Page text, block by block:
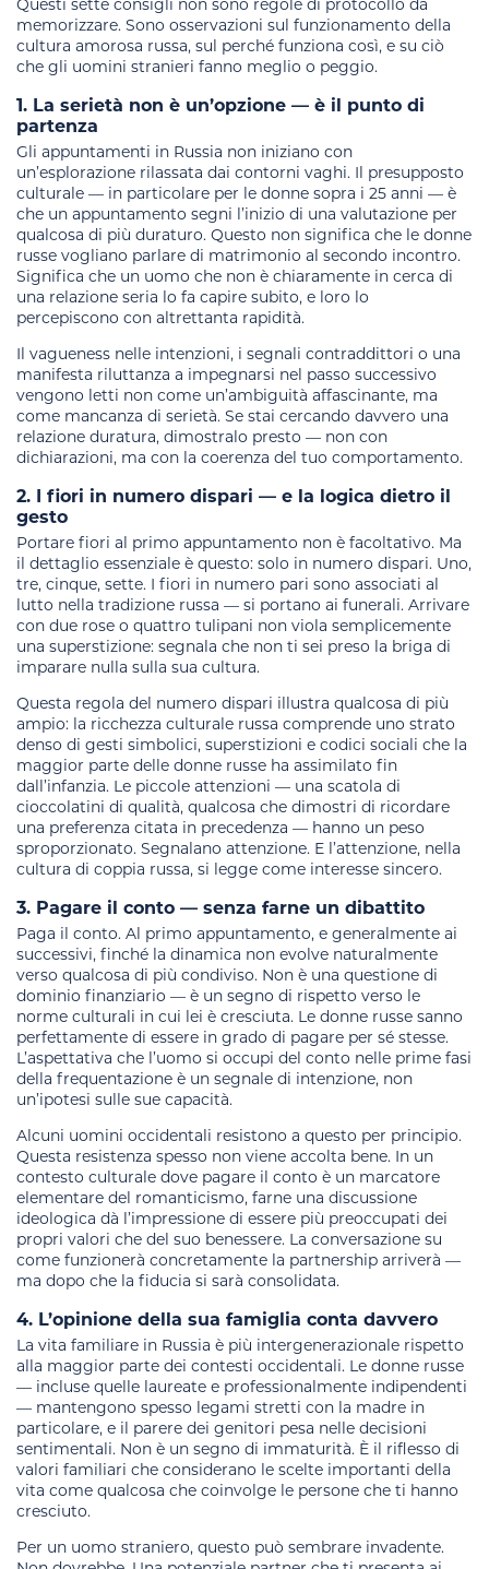
memorizzare. Sono osservazioni sul funzionamento della
cultura amorosa russa, sul perché funziona così, e su ciò
che gli uomini stranieri fanno meglio o peggio.
1. La serietà non è un’opzione — è il punto di
partenza
Gli appuntamenti in Russia non iniziano con
un’esplorazione rilassata dai contorni vaghi. Il presupposto
culturale — in particolare per le donne sopra i 25 anni — è
che un appuntamento segni l’inizio di una valutazione per
qualcosa di più duraturo. Questo non significa che le donne
russe vogliano parlare di matrimonio al secondo incontro.
Significa che un uomo che non è chiaramente in cerca di
una relazione seria lo fa capire subito, e loro lo
percepiscono con altrettanta rapidità.
Il vagueness nelle intenzioni, i segnali contraddittori o una
manifesta riluttanza a impegnarsi nel passo successivo
vengono letti non come un’ambiguità affascinante, ma
come mancanza di serietà. Se stai cercando davvero una
relazione duratura, dimostralo presto — non con
dichiarazioni, ma con la coerenza del tuo comportamento.
2. I fiori in numero dispari — e la logica dietro il
gesto
Portare fiori al primo appuntamento non è facoltativo. Ma
il dettaglio essenziale è questo: solo in numero dispari. Uno,
tre, cinque, sette. I fiori in numero pari sono associati al
lutto nella tradizione russa — si portano ai funerali. Arrivare
con due rose o quattro tulipani non viola semplicemente
una superstizione: segnala che non ti sei preso la briga di
imparare nulla sulla sua cultura.
Questa regola del numero dispari illustra qualcosa di più
ampio: la ricchezza culturale russa comprende uno strato
denso di gesti simbolici, superstizioni e codici sociali che la
maggior parte delle donne russe ha assimilato fin
dall’infanzia. Le piccole attenzioni — una scatola di
cioccolatini di qualità, qualcosa che dimostri di ricordare
una preferenza citata in precedenza — hanno un peso
sproporzionato. Segnalano attenzione. E l’attenzione, nella
cultura di coppia russa, si legge come interesse sincero.
3. Pagare il conto — senza farne un dibattito
Paga il conto. Al primo appuntamento, e generalmente ai
successivi, finché la dinamica non evolve naturalmente
verso qualcosa di più condiviso. Non è una questione di
dominio finanziario — è un segno di rispetto verso le
norme culturali in cui lei è cresciuta. Le donne russe sanno
perfettamente di essere in grado di pagare per sé stesse.
L’aspettativa che l’uomo si occupi del conto nelle prime fasi
della frequentazione è un segnale di intenzione, non
un’ipotesi sulle sue capacità.
Alcuni uomini occidentali resistono a questo per principio.
Questa resistenza spesso non viene accolta bene. In un
contesto culturale dove pagare il conto è un marcatore
elementare del romanticismo, farne una discussione
ideologica dà l’impressione di essere più preoccupati dei
propri valori che del suo benessere. La conversazione su
come funzionerà concretamente la partnership arriverà —
ma dopo che la fiducia si sarà consolidata.
4. L’opinione della sua famiglia conta davvero
La vita familiare in Russia è più intergenerazionale rispetto
alla maggior parte dei contesti occidentali. Le donne russe
— incluse quelle laureate e professionalmente indipendenti
— mantengono spesso legami stretti con la madre in
particolare, e il parere dei genitori pesa nelle decisioni
sentimentali. Non è un segno di immaturità. È il riflesso di
valori familiari che considerano le scelte importanti della
vita come qualcosa che coinvolge le persone che ti hanno
cresciuto.
Per un uomo straniero, questo può sembrare invadente.